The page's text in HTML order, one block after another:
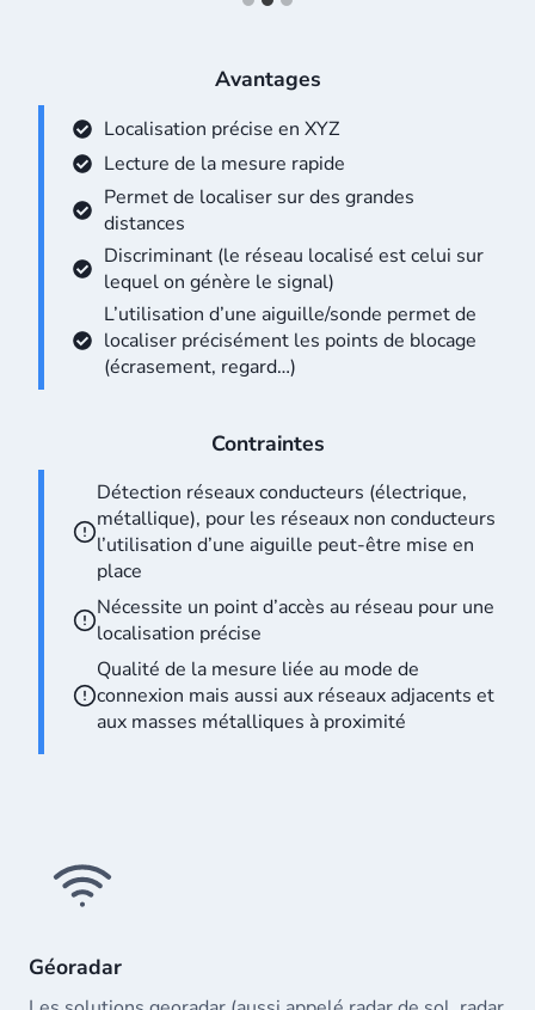
Avantages
Localisation précise en XYZ
Lecture de la mesure rapide
Permet de localiser sur des grandes
distances
Discriminant (le réseau localisé est celui sur
lequel on génère le signal)
L’utilisation d’une aiguille/sonde permet de
localiser précisément les points de blocage
(écrasement, regard…)
Contraintes
Détection réseaux conducteurs (électrique,
métallique), pour les réseaux non conducteurs
l’utilisation d’une aiguille peut-être mise en
place
Nécessite un point d’accès au réseau pour une
localisation précise
Qualité de la mesure liée au mode de
connexion mais aussi aux réseaux adjacents et
aux masses métalliques à proximité
Géoradar